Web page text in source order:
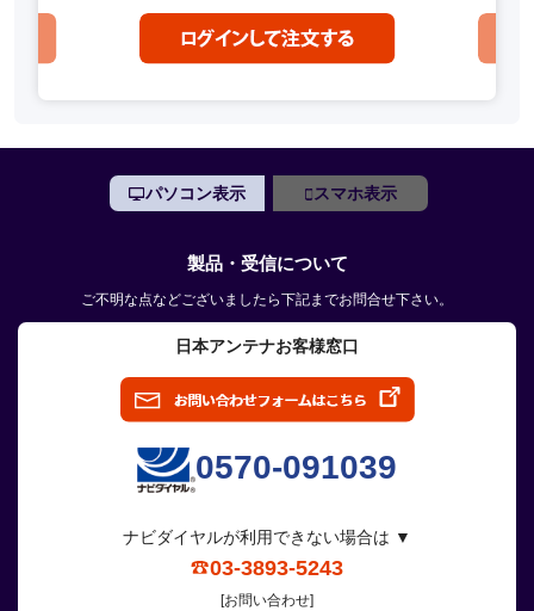
パソコン表示 スマホ表示
製品・受信について
ご不明な点などございましたら下記までお問合せ下さい。
日本アンテナお客様窓口
0570-091039
ナビダイヤルが利用できない場合は ▼
03-3893-5243
[お問い合わせ]